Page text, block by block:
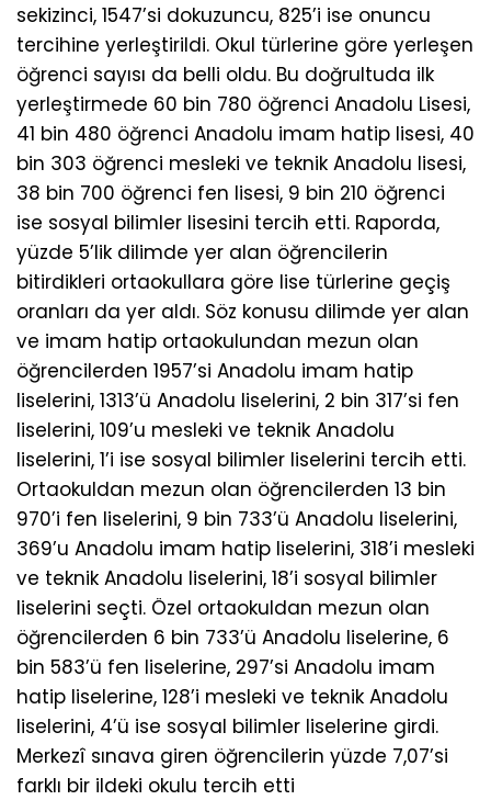
sekizinci, 1547’si dokuzuncu, 825’i ise onuncu
tercihine yerleştirildi. Okul türlerine göre yerleşen
öğrenci sayısı da belli oldu. Bu doğrultuda ilk
yerleştirmede 60 bin 780 öğrenci Anadolu Lisesi,
41 bin 480 öğrenci Anadolu imam hatip lisesi, 40
bin 303 öğrenci mesleki ve teknik Anadolu lisesi,
38 bin 700 öğrenci fen lisesi, 9 bin 210 öğrenci
ise sosyal bilimler lisesini tercih etti. Raporda,
yüzde 5’lik dilimde yer alan öğrencilerin
bitirdikleri ortaokullara göre lise türlerine geçiş
oranları da yer aldı. Söz konusu dilimde yer alan
ve imam hatip ortaokulundan mezun olan
öğrencilerden 1957’si Anadolu imam hatip
liselerini, 1313’ü Anadolu liselerini, 2 bin 317’si fen
liselerini, 109’u mesleki ve teknik Anadolu
liselerini, 1’i ise sosyal bilimler liselerini tercih etti.
Ortaokuldan mezun olan öğrencilerden 13 bin
970’i fen liselerini, 9 bin 733’ü Anadolu liselerini,
369’u Anadolu imam hatip liselerini, 318’i mesleki
ve teknik Anadolu liselerini, 18’i sosyal bilimler
liselerini seçti. Özel ortaokuldan mezun olan
öğrencilerden 6 bin 733’ü Anadolu liselerine, 6
bin 583’ü fen liselerine, 297’si Anadolu imam
hatip liselerine, 128’i mesleki ve teknik Anadolu
liselerini, 4’ü ise sosyal bilimler liselerine girdi.
Merkezî sınava giren öğrencilerin yüzde 7,07’si
farklı bir ildeki okulu tercih etti